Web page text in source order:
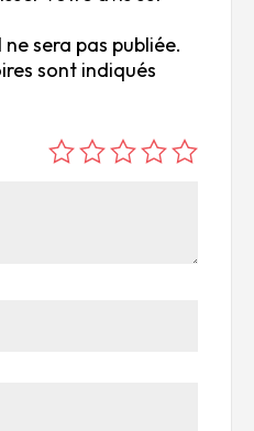
sera pas publiée.
sont indiqués
s